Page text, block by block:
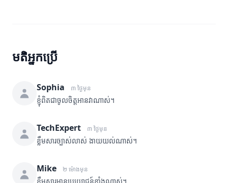
មតិអ្នកប្រើ
Sophia ៣ ថ្ងៃមុន
ខ្ញុំពិតជាចូលចិត្តអានវាណាស់។
TechExpert ៣ ថ្ងៃមុន
ខ្លឹមសារច្បាស់លាស់ ងាយយល់ណាស់។
Mike ២ ម៉ោងមុន